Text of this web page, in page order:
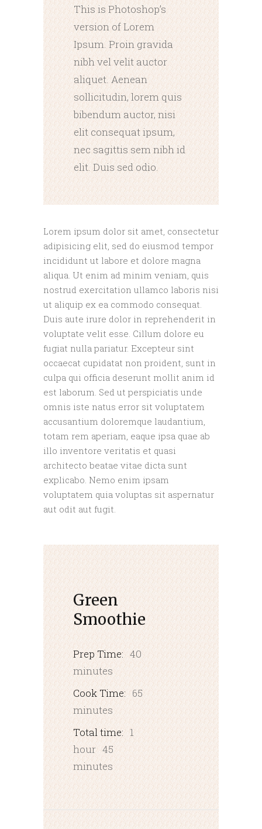
This is Photoshop’s
version of Lorem
Ipsum. Proin gravida
nibh vel velit auctor
aliquet. Aenean
sollicitudin, lorem quis
bibendum auctor, nisi
elit consequat ipsum,
nec sagittis sem nibh id
elit. Duis sed odio.
Lorem ipsum dolor sit amet, consectetur
adipisicing elit, sed do eiusmod tempor
incididunt ut labore et dolore magna
aliqua. Ut enim ad minim veniam, quis
nostrud exercitation ullamco laboris nisi
ut aliquip ex ea commodo consequat.
Duis aute irure dolor in reprehenderit in
voluptate velit esse. Cillum dolore eu
fugiat nulla pariatur. Excepteur sint
occaecat cupidatat non proident, sunt in
culpa qui officia deserunt mollit anim id
est laborum. Sed ut perspiciatis unde
omnis iste natus error sit voluptatem
accusantium doloremque laudantium,
totam rem aperiam, eaque ipsa quae ab
illo inventore veritatis et quasi
architecto beatae vitae dicta sunt
explicabo. Nemo enim ipsam
voluptatem quia voluptas sit aspernatur
aut odit aut fugit.
Green
Smoothie
Prep Time: 40
minutes
Cook Time: 65
minutes
Total time: 1
hour 45
minutes